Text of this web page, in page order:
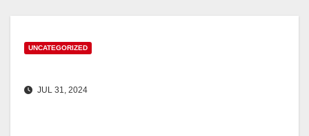
UNCATEGORIZED
JUL 31, 2024